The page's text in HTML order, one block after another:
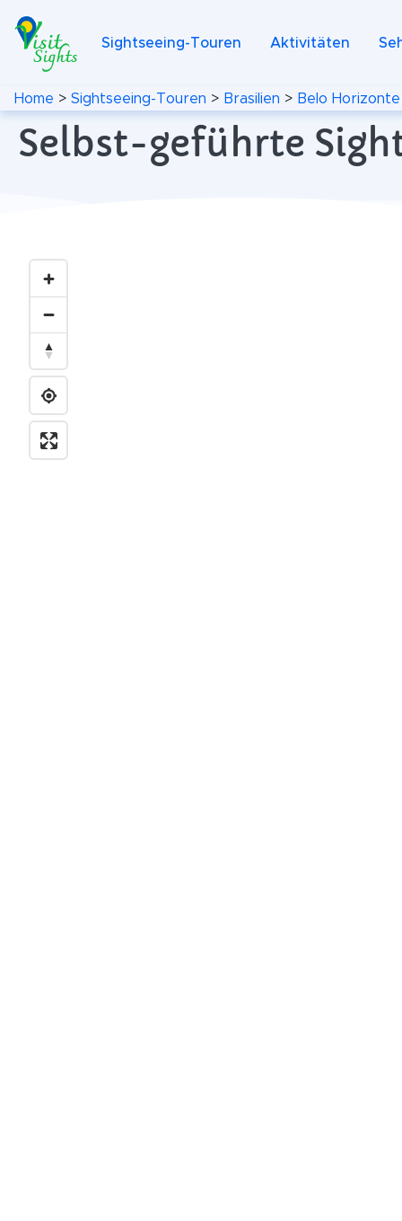
Sightseeing-Touren Aktivitäten
Home > Sightseeing-Touren > Brasilien > Belo Horizonte
Selbst-geführte